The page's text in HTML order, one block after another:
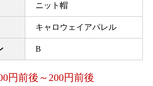
ニット帽
キャロウェイアパレル
B
円前後～200円前後